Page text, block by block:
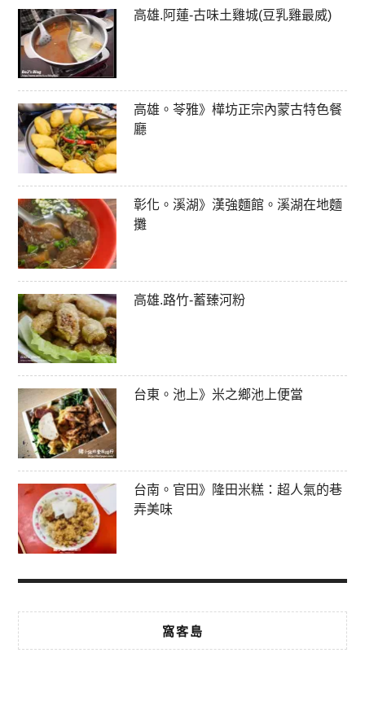
高雄.阿蓮-古味土雞城(豆乳雞最威)
高雄。苓雅》樺坊正宗內蒙古特色餐
廳
彰化。溪湖》漢強麵館。溪湖在地麵
攤
高雄.路竹-蓄臻河粉
台東。池上》米之鄉池上便當
台南。官田》隆田米糕：超人氣的巷
弄美味
窩客島